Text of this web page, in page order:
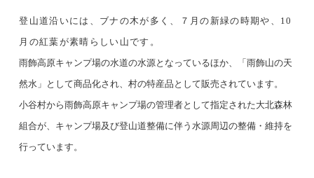
登山道沿いには、ブナの木が多く、７月の新緑の時期や、 10
月の紅葉が素晴らしい山です。
雨飾高原キャンプ場の水道の水源となっているほか、「雨飾山の天
然水」として商品化され、村の特産品として販売されています。
小谷村から雨飾高原キャンプ場の管理者として指定された大北森林
組合が、キャンプ場及び登山道整備に伴う水源周辺の整備・維持を
行っています。